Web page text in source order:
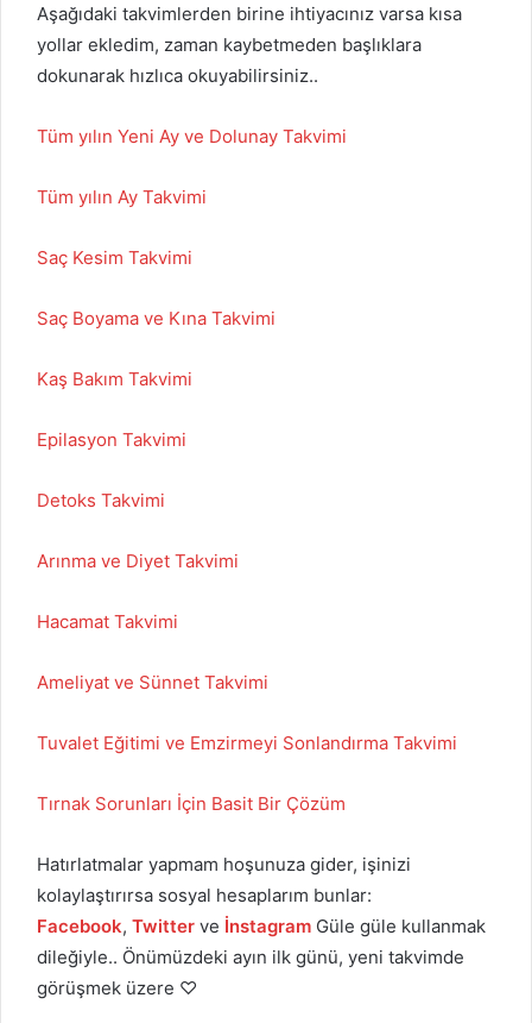
Aşağıdaki takvimlerden birine ihtiyacınız varsa kısa
yollar ekledim, zaman kaybetmeden başlıklara
dokunarak hızlıca okuyabilirsiniz..
Tüm yılın Yeni Ay ve Dolunay Takvimi
Tüm yılın Ay Takvimi
Saç Kesim Takvimi
Saç Boyama ve Kına Takvimi
Kaş Bakım Takvimi
Epilasyon Takvimi
Detoks Takvimi
Arınma ve Diyet Takvimi
Hacamat Takvimi
Ameliyat ve Sünnet Takvimi
Tuvalet Eğitimi ve Emzirmeyi Sonlandırma Takvimi
Tırnak Sorunları İçin Basit Bir Çözüm
Hatırlatmalar yapmam hoşunuza gider, işinizi
kolaylaştırırsa sosyal hesaplarım bunlar:
Facebook, Twitter ve İnstagram Güle güle kullanmak
dileğiyle.. Önümüzdeki ayın ilk günü, yeni takvimde
görüşmek üzere ♡